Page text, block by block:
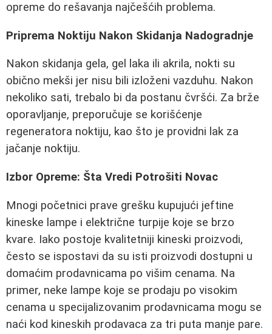
opreme do rešavanja najčešćih problema.
Priprema Noktiju Nakon Skidanja Nadogradnje
Nakon skidanja gela, gel laka ili akrila, nokti su
obično mekši jer nisu bili izloženi vazduhu. Nakon
nekoliko sati, trebalo bi da postanu čvršći. Za brže
oporavljanje, preporučuje se korišćenje
regeneratora noktiju, kao što je providni lak za
jačanje noktiju.
Izbor Opreme: Šta Vredi Potrošiti Novac
Mnogi početnici prave grešku kupujući jeftine
kineske lampe i električne turpije koje se brzo
kvare. Iako postoje kvalitetniji kineski proizvodi,
često se ispostavi da su isti proizvodi dostupni u
domaćim prodavnicama po višim cenama. Na
primer, neke lampe koje se prodaju po visokim
cenama u specijalizovanim prodavnicama mogu se
naći kod kineskih prodavaca za tri puta manje pare.